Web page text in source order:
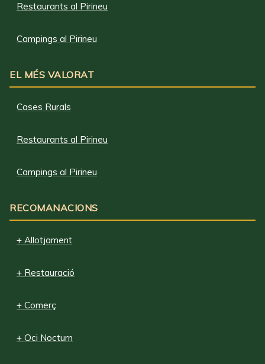
Restaurants al Pirineu
Campings al Pirineu
EL MÉS VALORAT
Cases Rurals
Restaurants al Pirineu
Campings al Pirineu
RECOMANACIONS
+ Allotjament
+ Restauració
+ Comerç
+ Oci Nocturn